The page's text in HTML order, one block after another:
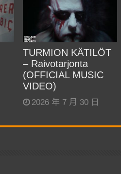
TURMION KÄTILÖT
– Raivotarjonta
(OFFICIAL MUSIC
VIDEO)
2026 年 7 月 30 日